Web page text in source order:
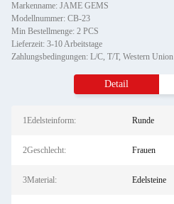
Markenname: JAME GEMS
Modellnummer: CB-23
Min Bestellmenge: 2 PCS
Lieferzeit: 3-10 Arbeitstage
Zahlungsbedingungen: L/C, T/T, Western Union
Detail
1Edelsteinform: Runde
2Geschlecht: Frauen
3Material: Edelsteine